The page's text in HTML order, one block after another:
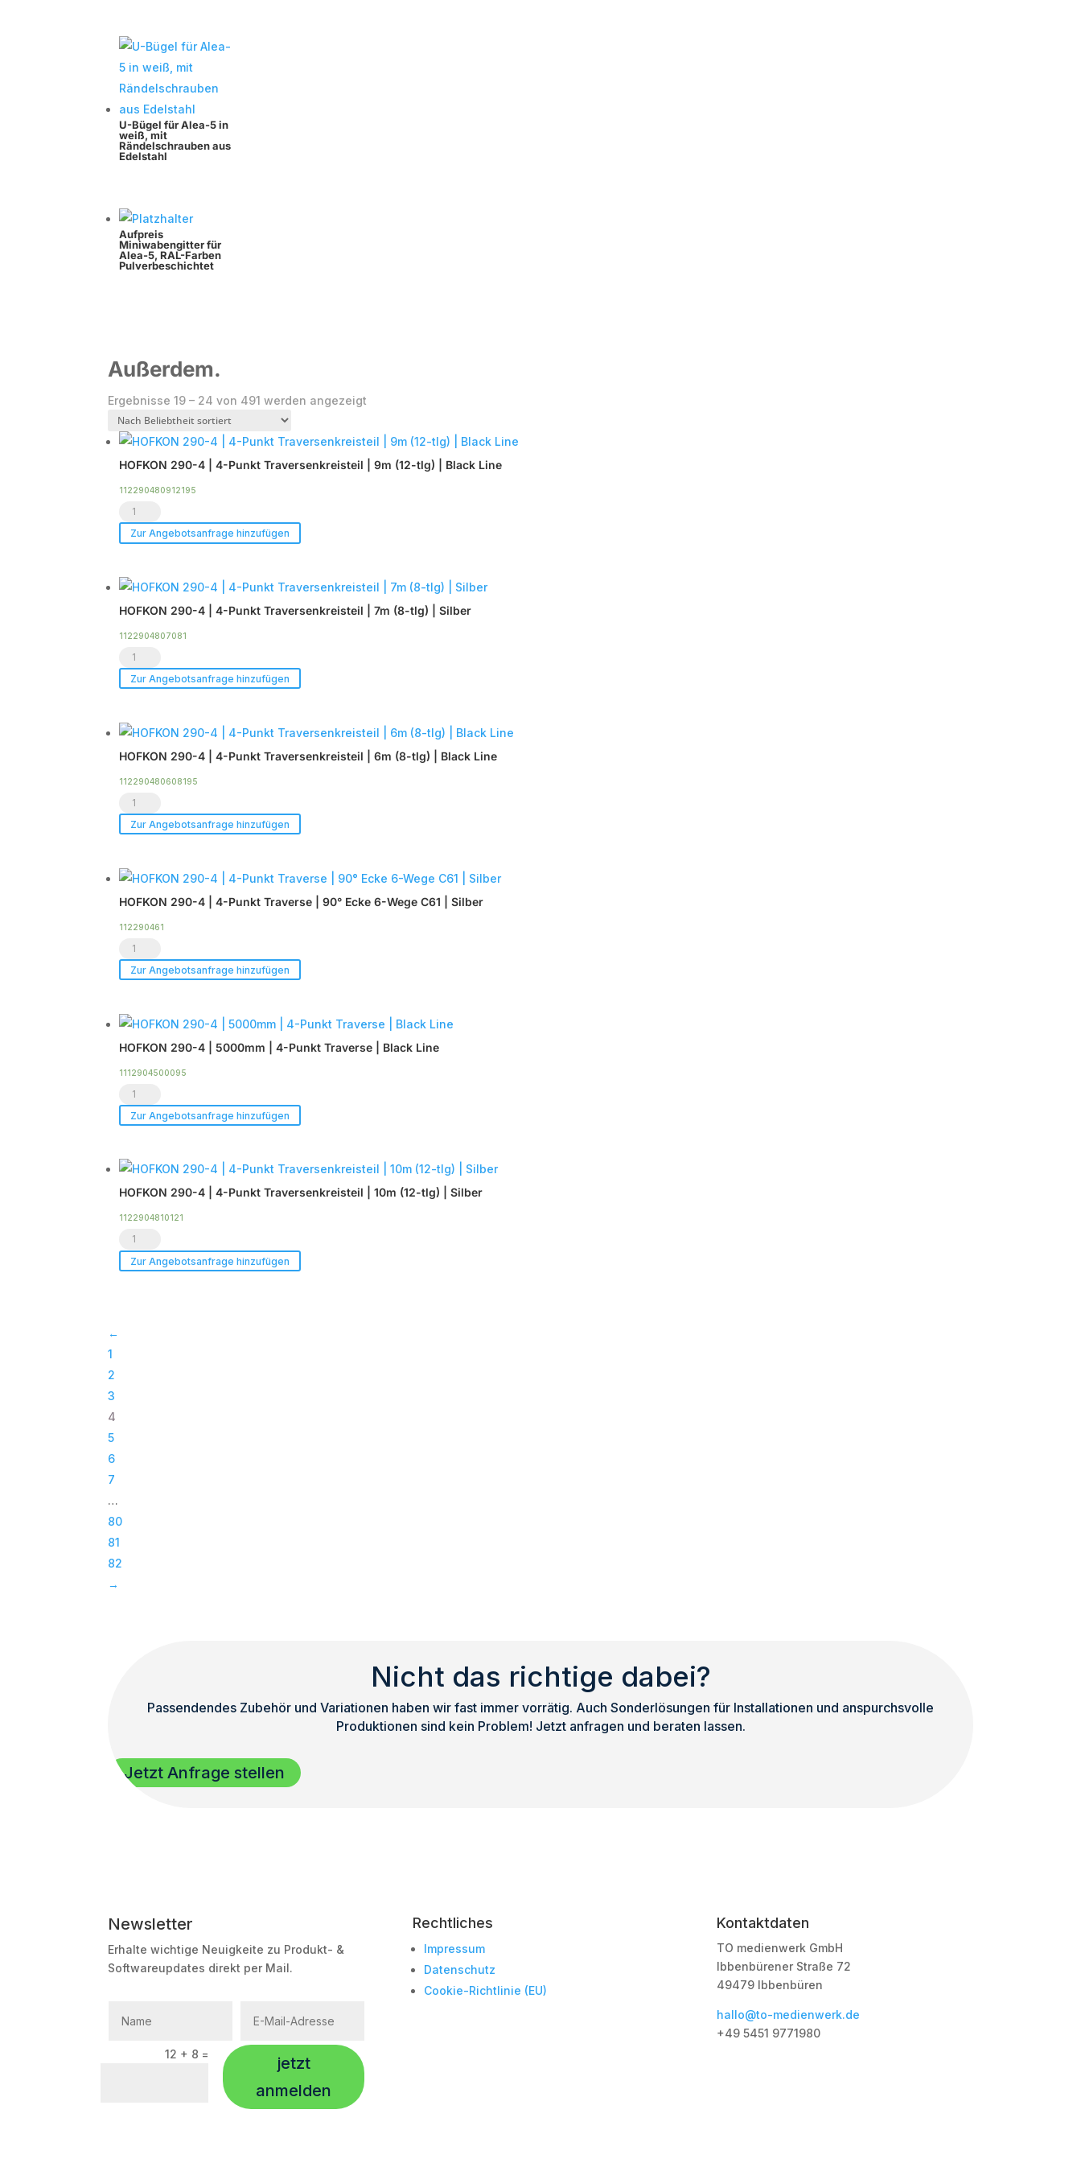
U-Bügel für Alea-5 in
weiß, mit
Rändelschrauben aus
Edelstahl
Aufpreis
Miniwabengitter für
Alea-5, RAL-Farben
Pulverbeschichtet
Außerdem.
Ergebnisse 19 – 24 von 491 werden angezeigt
sortiert
HOFKON 290-4 | 4-Punkt Traversenkreisteil | 9m (12-tlg) | Black Line
112290480912195
HOFKON
290-
4-
Punkt
Traversenkreisteil
9m
|
Black
Line
Menge
Zur Angebotsanfrage hinzufügen
HOFKON 290-4 | 4-Punkt Traversenkreisteil | 7m (8-tlg) | Silber
1122904807081
HOFKON
290-
4-
Punkt
Traversenkreisteil
7m
|
Silber
Menge
Zur Angebotsanfrage hinzufügen
HOFKON 290-4 | 4-Punkt Traversenkreisteil | 6m (8-tlg) | Black Line
112290480608195
HOFKON
290-
4-
Punkt
Traversenkreisteil
6m
|
Black
Line
Menge
Zur Angebotsanfrage hinzufügen
HOFKON 290-4 | 4-Punkt Traverse | 90° Ecke 6-Wege C61 | Silber
112290461
HOFKON
290-
4-
Punkt
Traverse
90°
6-
Wege
C61
|
Silber
Menge
Zur Angebotsanfrage hinzufügen
HOFKON 290-4 | 5000mm | 4-Punkt Traverse | Black Line
1112904500095
HOFKON
290-
5000mm |
4-
Punkt
Traverse
Zur Angebotsanfrage hinzufügen
HOFKON 290-4 | 4-Punkt Traversenkreisteil | 10m (12-tlg) | Silber
1122904810121
HOFKON
290-
Zur Angebotsanfrage hinzufügen
←
1
2
3
4
5
6
7
…
80
81
82
→
Nicht das richtige dabei?
Passendendes Zubehör und Variationen haben wir fast immer vorrätig. Auch Sonderlösungen für Installationen und anspurchsvolle
Produktionen sind kein Problem! Jetzt anfragen und beraten lassen.
Jetzt Anfrage stellen
Newsletter
Erhalte wichtige Neuigkeite zu Produkt- &
Softwareupdates direkt per Mail.
12 + 8 =
jetzt
anmelden
Rechtliches
Impressum
Datenschutz
Cookie-Richtlinie (EU)
Kontaktdaten
TO medienwerk GmbH
Ibbenbürener Straße 72
49479 Ibbenbüren
hallo@to-medienwerk.de
+49 5451 9771980